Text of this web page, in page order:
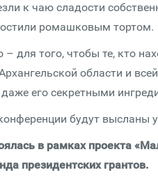
к чаю сладости
ромашковым тортом.
для того, чтобы те, кто
области и
его секретными
будут высланы
в рамках проекта
президентских грантов.